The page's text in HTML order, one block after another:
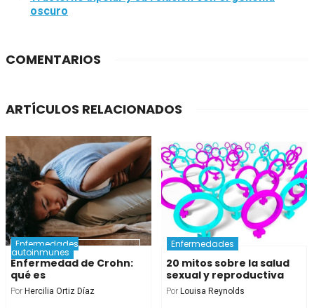
oscuro
COMENTARIOS
ARTÍCULOS RELACIONADOS
Enfermedades
autoinmunes
Enfermedad de Crohn:
qué es
Por Hercilia Ortiz Díaz
Enfermedades
20 mitos sobre la salud
sexual y reproductiva
Por Louisa Reynolds